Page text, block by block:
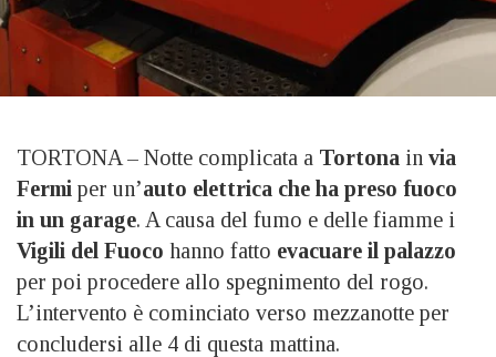
TORTONA – Notte complicata a Tortona in via
Fermi per un’auto elettrica che ha preso fuoco
in un garage. A causa del fumo e delle fiamme i
Vigili del Fuoco hanno fatto evacuare il palazzo
per poi procedere allo spegnimento del rogo.
L’intervento è cominciato verso mezzanotte per
concludersi alle 4 di questa mattina.